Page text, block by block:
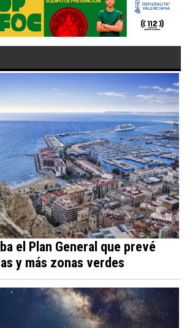
el Plan General que prevé
y más zonas verdes